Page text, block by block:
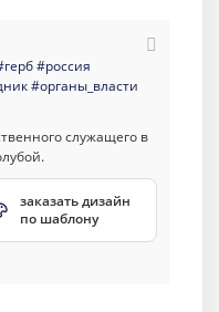
#россия
#органы_власти
заказать дизайн
по шаблону